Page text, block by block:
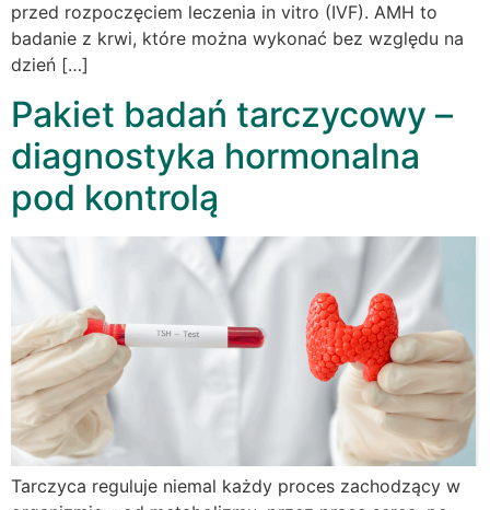
przed rozpoczęciem leczenia in vitro (IVF). AMH to
badanie z krwi, które można wykonać bez względu na
dzień […]
Pakiet badań tarczycowy –
diagnostyka hormonalna
pod kontrolą
Tarczyca reguluje niemal każdy proces zachodzący w